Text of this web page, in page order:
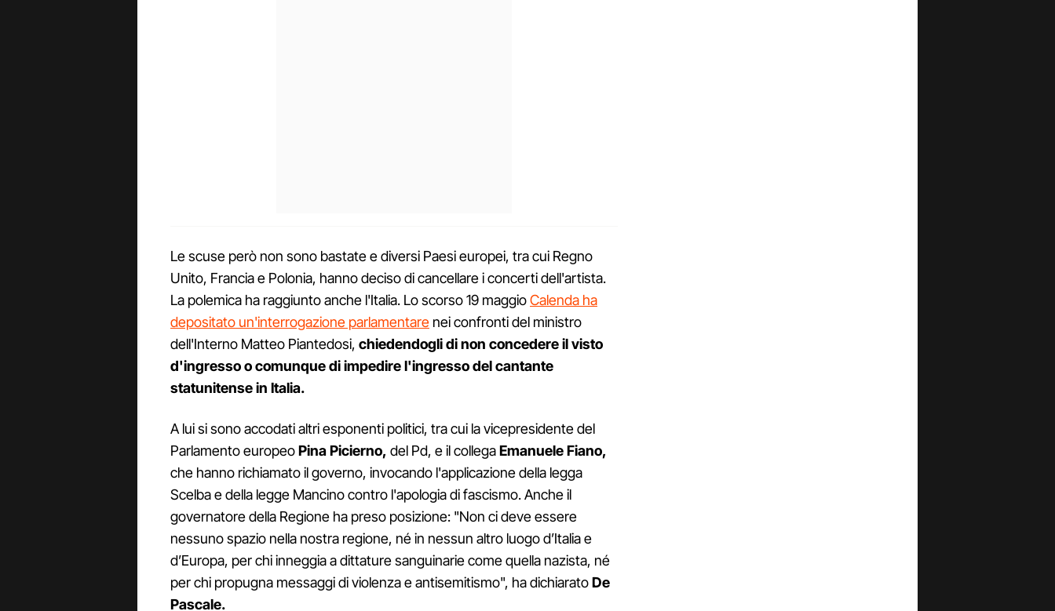
Le scuse però non sono bastate e diversi Paesi europei, tra cui Regno
Unito, Francia e Polonia, hanno deciso di cancellare i concerti dell'artista.
La polemica ha raggiunto anche l'Italia. Lo scorso 19 maggioCalenda ha
depositato un'interrogazione parlamentare nei confronti del ministro
dell'Interno Matteo Piantedosi, chiedendogli di non concedere il visto
d'ingresso o comunque di impedire l'ingresso del cantante
statunitense in Italia.
A lui si sono accodati altri esponenti politici, tra cui la vicepresidente del
Parlamento europeoPina Picierno, del Pd, e il collegaEmanuele Fiano,
che hanno richiamato il governo, invocando l'applicazione della legga
Scelba e della legge Mancino contro l'apologia di fascismo. Anche il
governatore della Regione ha preso posizione: "Non ci deve essere
nessuno spazio nella nostra regione, né in nessun altro luogo d’Italia e
d’Europa, per chi inneggia a dittature sanguinarie come quella nazista, né
per chi propugna messaggi di violenza e antisemitismo", ha dichiaratoDe
Pascale.